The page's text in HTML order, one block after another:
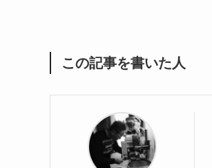
この記事を書いた人